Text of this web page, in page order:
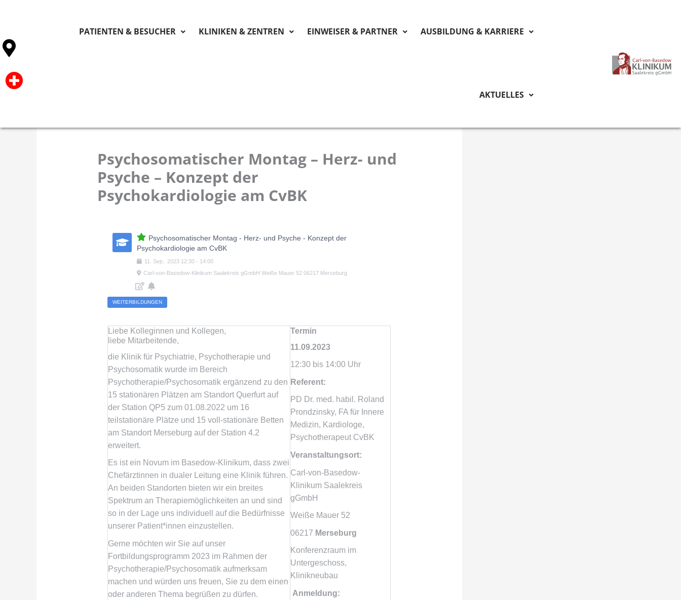
PATIENTEN & BESUCHER KLINIKEN & ZENTREN EINWEISER & PARTNER AUSBILDUNG & KARRIERE
AKTUELLES
Psychosomatischer Montag – Herz- und
Psyche – Konzept der
Psychokardiologie am CvBK
Psychosomatischer Montag - Herz- und Psyche - Konzept der
Psychokardiologie am CvBK
11 Sep. 2023 12:30 - 14:00
Carl-von-Basedow-Klinikum Saalekreis gGmbH Weiße Mauer 52 06217 Merseburg
WEITERBILDUNGEN
Liebe Kolleginnen und Kollegen,
liebe Mitarbeitende,
die Klinik für Psychiatrie, Psychotherapie und
Psychosomatik wurde im Bereich
Psychotherapie/Psychosomatik ergänzend zu den
15 stationären Plätzen am Standort Querfurt auf
der Station QP5 zum 01.08.2022 um 16
teilstationäre Plätze und 15 voll-stationäre Betten
am Standort Merseburg auf der Station 4.2
erweitert.
Es ist ein Novum im Basedow-Klinikum, dass zwei
Chefärztinnen in dualer Leitung eine Klinik führen.
An beiden Standorten bieten wir ein breites
Spektrum an Therapiemöglichkeiten an und sind
so in der Lage uns individuell auf die Bedürfnisse
unserer Patient*innen einzustellen.
Gerne möchten wir Sie auf unser
Fortbildungsprogramm 2023 im Rahmen der
Psychotherapie/Psychosomatik aufmerksam
machen und würden uns freuen, Sie zu dem einen
oder anderen Thema begrüßen zu dürfen.
Termin
11.09.2023
12:30 bis 14:00 Uhr
Referent:
PD Dr. med. habil. Roland
Prondzinsky, FA für Innere
Medizin, Kardiologe,
Psychotherapeut CvBK
Veranstaltungsort:
Carl-von-Basedow-
Klinikum Saalekreis
gGmbH
Weiße Mauer 52
06217 Merseburg
Konferenzraum im
Untergeschoss,
Klinikneubau
Anmeldung: